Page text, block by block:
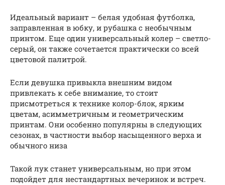
Идеальный вариант – белая удобная футболка,
заправленная в юбку, и рубашка с необычным
принтом. Еще один универсальный колер – светло-
серый, он также сочетается практически со всей
цветовой палитрой.
Если девушка привыкла внешним видом
привлекать к себе внимание, то стоит
присмотреться к технике колор-блок, ярким
цветам, асимметричным и геометрическим
принтам. Они особенно популярны в следующих
сезонах, в частности выбор насыщенного верха и
обычного низа
Такой лук станет универсальным, но при этом
подойдет для нестандартных вечеринок и встреч.